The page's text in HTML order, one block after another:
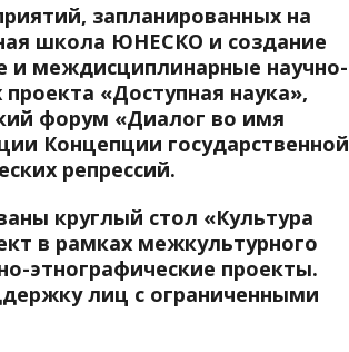
запланированных на
школа ЮНЕСКО и создание
и междисциплинарные научно-
«Доступная наука»,
форум «Диалог во имя
Концепции государственной
репрессий.
круглый стол «Культура
в рамках межкультурного
этнографические проекты.
лиц с ограниченными